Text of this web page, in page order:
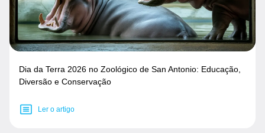
Dia da Terra 2026 no Zoológico de San Antonio: Educação,
Diversão e Conservação
Ler o artigo